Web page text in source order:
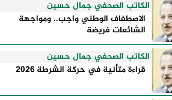
الكاتب الصحفي جمال حسين
الاصطفاف الوطني واجب.. ومواجهة
الشائعات فريضة
الكاتب الصحفي جمال حسين
قراءة متأنية في حركة الشرطة 2026